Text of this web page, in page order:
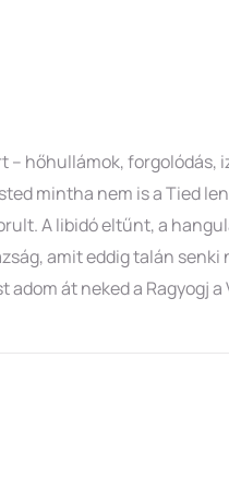
– hőhullámok, forgolódás,
mintha nem is a Tied
A libidó eltűnt, a
amit eddig talán
át neked a Ragyogj a